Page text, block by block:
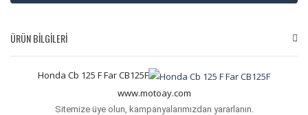
ÜRÜN BİLGİLERİ
Honda Cb 125 F Far CB125F
www.motoay.com
Sitemize üye olun, kampanyalarımızdan yararlanın.